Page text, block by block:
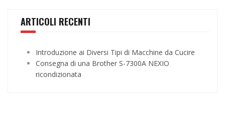
ARTICOLI RECENTI
Introduzione ai Diversi Tipi di Macchine da Cucire
Consegna di una Brother S-7300A NEXIO
ricondizionata